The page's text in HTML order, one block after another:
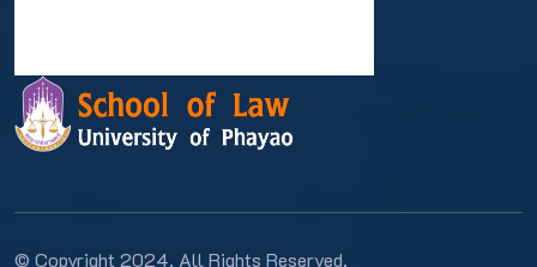
© Copyright 2024. All Rights Reserved.